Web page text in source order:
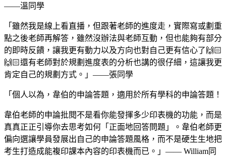
——溫同學
「雖然我是線上看直播，但跟著老師的進度走，實際寫或劃重
點之後老師再解答，雖然沒辦法與老師互動，但也能夠有部分
的即時反饋，讓我更有動力以及方向也對自己更有信心了🙌🏻
🙌🏻還有老師對於規劃進度表的分析也講的很仔細，這讓我更
肯定自己的規劃方式。」——張同學
「個人以為，韋伯的申論答題，適用於所有學科的申論答題！
韋伯老師的申論批閱不是看你能發揮多少印表機的功能，而是
真真正正引導你去思考如何「正面地回答問題」。韋伯老師更
偏向選讓學員發展出自己的申論答題風格，而不是硬生生地把
考生打造成能複印課本內容的印表機而已。」—— William同